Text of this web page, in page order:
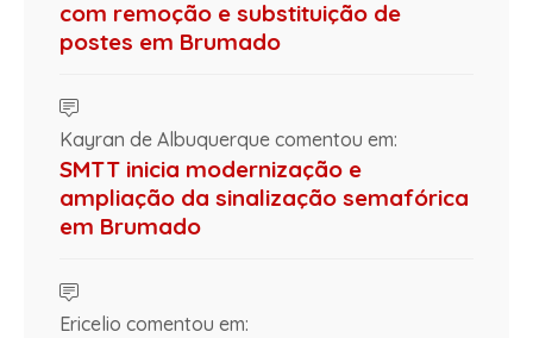
com remoção e substituição de
postes em Brumado
Kayran de Albuquerque comentou em:
SMTT inicia modernização e
ampliação da sinalização semafórica
em Brumado
Ericelio comentou em: